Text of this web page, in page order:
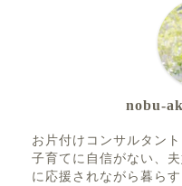
nobu-
お片付けコンサルタン
子育てに自信がない、
に応援されながら暮ら